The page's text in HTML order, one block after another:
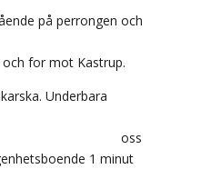
på perrongen och
for mot Kastrup.
Underbara
oss
1 minut